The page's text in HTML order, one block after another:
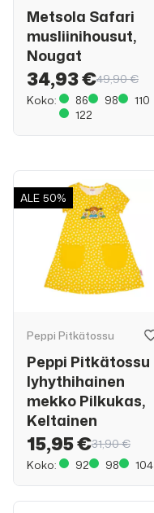
Metsola Safari
musliinihousut,
Nougat
34,93 €49,90 €
Koko:
86 98
110
122
ALE 50%
Peppi Pitkätossu
Peppi Pitkätossu
lyhythihainen
mekko Pilkukas,
Keltainen
15,95 €31,90 €
Koko:
92 98 104